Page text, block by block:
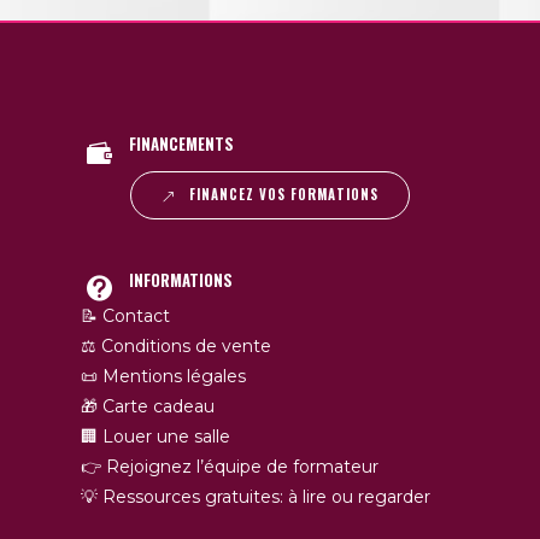
FINANCEMENTS
FINANCEZ VOS FORMATIONS
INFORMATIONS
📝 Contact
⚖️ Conditions de vente
📜 Mentions légales
🎁 Carte cadeau
🏢 Louer une salle
👉 Rejoignez l’équipe de formateur
💡 Ressources gratuites: à lire ou regarder